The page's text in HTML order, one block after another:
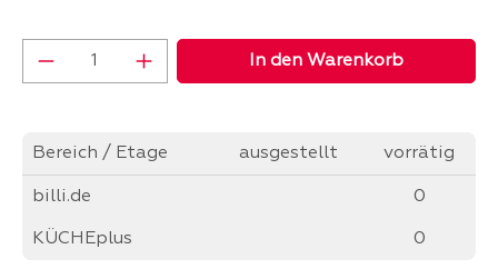
Produkt Anzahl: Gib den gewünschten
In den Warenkorb
Bereich / Etage ausgestellt vorrätig
billi.de 0
KÜCHEplus 0